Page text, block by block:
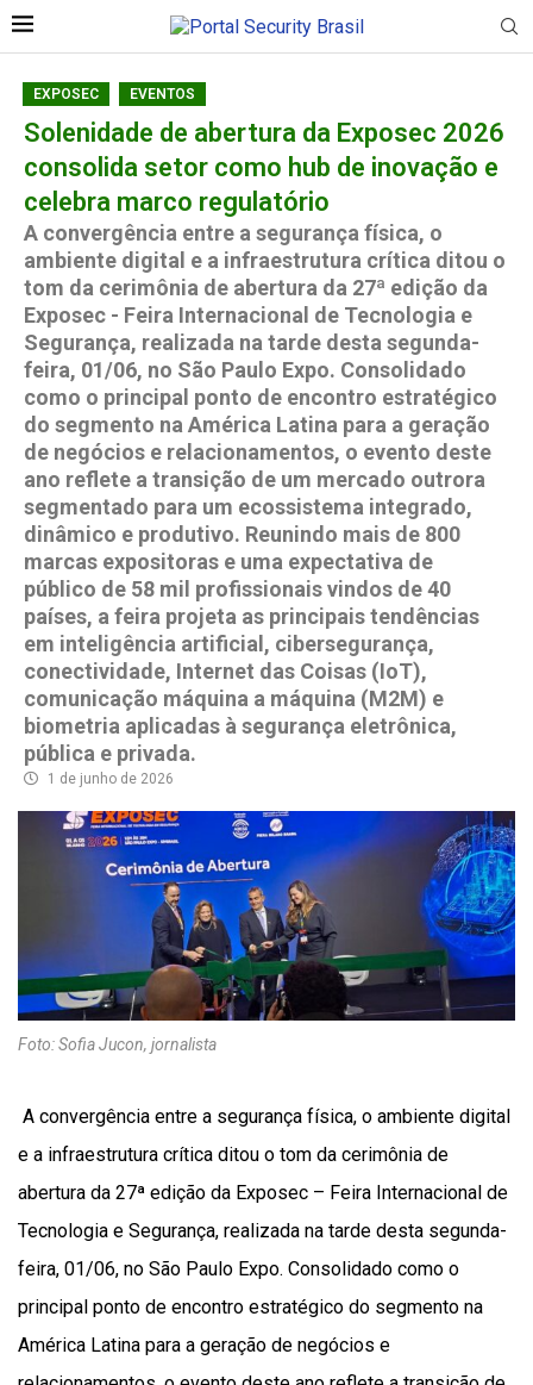
EXPOSEC EVENTOS
Solenidade de abertura da Exposec 2026
consolida setor como hub de inovação e
celebra marco regulatório
A convergência entre a segurança física, o
ambiente digital e a infraestrutura crítica ditou o
tom da cerimônia de abertura da 27ª edição da
Exposec - Feira Internacional de Tecnologia e
Segurança, realizada na tarde desta segunda-
feira, 01/06, no São Paulo Expo. Consolidado
como o principal ponto de encontro estratégico
do segmento na América Latina para a geração
de negócios e relacionamentos, o evento deste
ano reflete a transição de um mercado outrora
segmentado para um ecossistema integrado,
dinâmico e produtivo. Reunindo mais de 800
marcas expositoras e uma expectativa de
público de 58 mil profissionais vindos de 40
países, a feira projeta as principais tendências
em inteligência artificial, cibersegurança,
conectividade, Internet das Coisas (IoT),
comunicação máquina a máquina (M2M) e
biometria aplicadas à segurança eletrônica,
pública e privada.
1 de junho de 2026
Foto: Sofia Jucon, jornalista
A convergência entre a segurança física, o ambiente digital
e a infraestrutura crítica ditou o tom da cerimônia de
abertura da 27ª edição da Exposec – Feira Internacional de
Tecnologia e Segurança, realizada na tarde desta segunda-
feira, 01/06, no São Paulo Expo. Consolidado como o
principal ponto de encontro estratégico do segmento na
América Latina para a geração de negócios e